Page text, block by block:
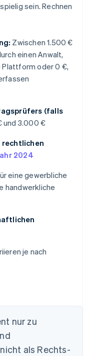
sein. Rechnen
Zwischen 1.500 €
einen Anwalt,
oder 0 €,
(falls
und 3.000 €
2024
eine gewerbliche
handwerkliche
je nach
nur zu
als Rechts-